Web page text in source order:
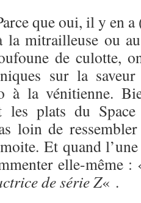
que oui, il y en
mitrailleuse ou
de culotte,
sur la
à la vénitienne.
les plats du Space
loin de
Et quand
elle-même
de série Z« .